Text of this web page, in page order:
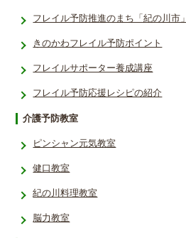
フレイル予防推進のまち「紀の川市」
きのかわフレイル予防ポイント
フレイルサポーター養成講座
フレイル予防応援レシ­ピの紹介
介護予防教室
ピンシャン元気教室
健口教室
紀の川料理教室
脳力教室